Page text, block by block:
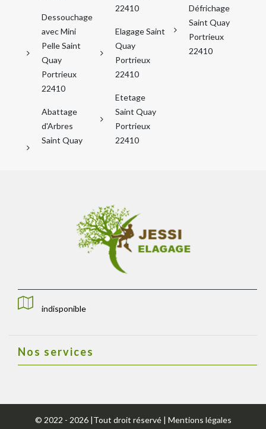
Dessouchage
avec Mini
Pelle Saint
Quay
Portrieux
22410
Abattage
d'Arbres
Saint Quay
22410
Elagage Saint
Quay
Portrieux
22410
Etetage
Saint Quay
Portrieux
22410
Défrichage
Saint Quay
Portrieux
22410
indisponible
Nos services
© 2022 - 2026 |Tout droit réservé | Mentions légales